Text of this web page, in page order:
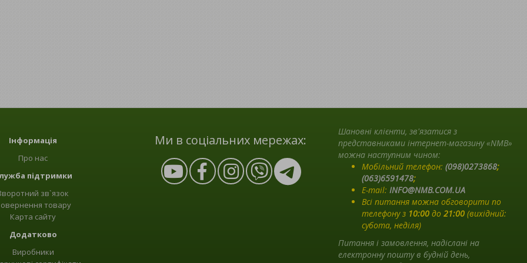
Інформація
Про нас
підтримки
зв`язок
товару
Карта сайту
Додатково
Виробники
Ми в соціальних мережах:
Шановні клієнти, зв'язатися з
представниками інтернет-магазину «NMB»
можна наступним чином:
Мобільний телефон: (098)0273868;
(063)6591478;
E-mail: INFO@NMB.COM.UA
Всі питання можна обговорити по
телефону з 10:00 до 21:00 (вихідний:
субота, неділя)
Питання і замовлення, надіслані на
електронну пошту в будній день,